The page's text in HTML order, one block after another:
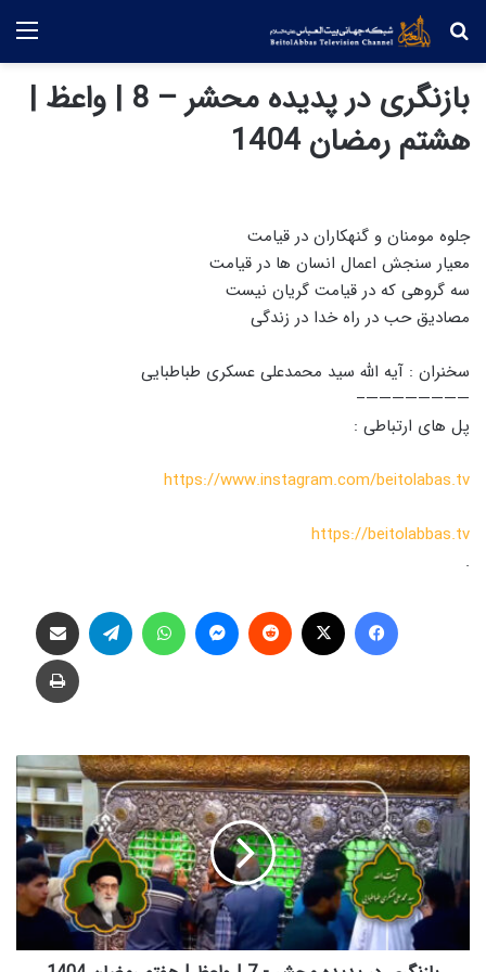
جستجو
بازنگری در پدیده محشر – 8 | واعظ |
هشتم رمضان 1404
جلوه مومنان و گنهکاران در قیامت
معیار سنجش اعمال انسان ها در قیامت
سه گروهی که در قیامت گریان نیست
مصادیق حب در راه خدا در زندگی
سخنران : آیه الله سید محمدعلی عسکری طباطبایی
————————–
پل های ارتباطی :
https://www.instagram.com/beitolabas.tv
https://beitolabbas.tv
.
فیس بوک
‫رددیت
ب
ا
ز
ن
گ
ر
ی
ر